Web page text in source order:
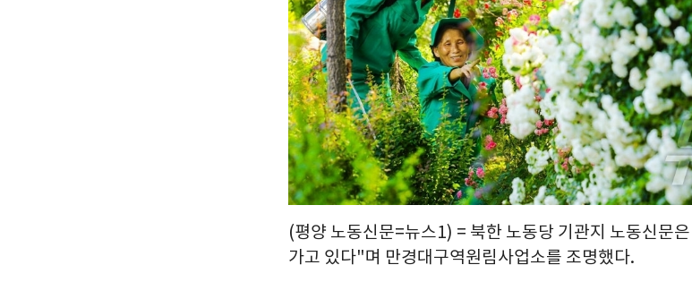
(평양 노동신문=뉴스1) = 북한 노동당 기관지 노동신문
가고 있다"며 만경대구역원림사업소를 조명했다.